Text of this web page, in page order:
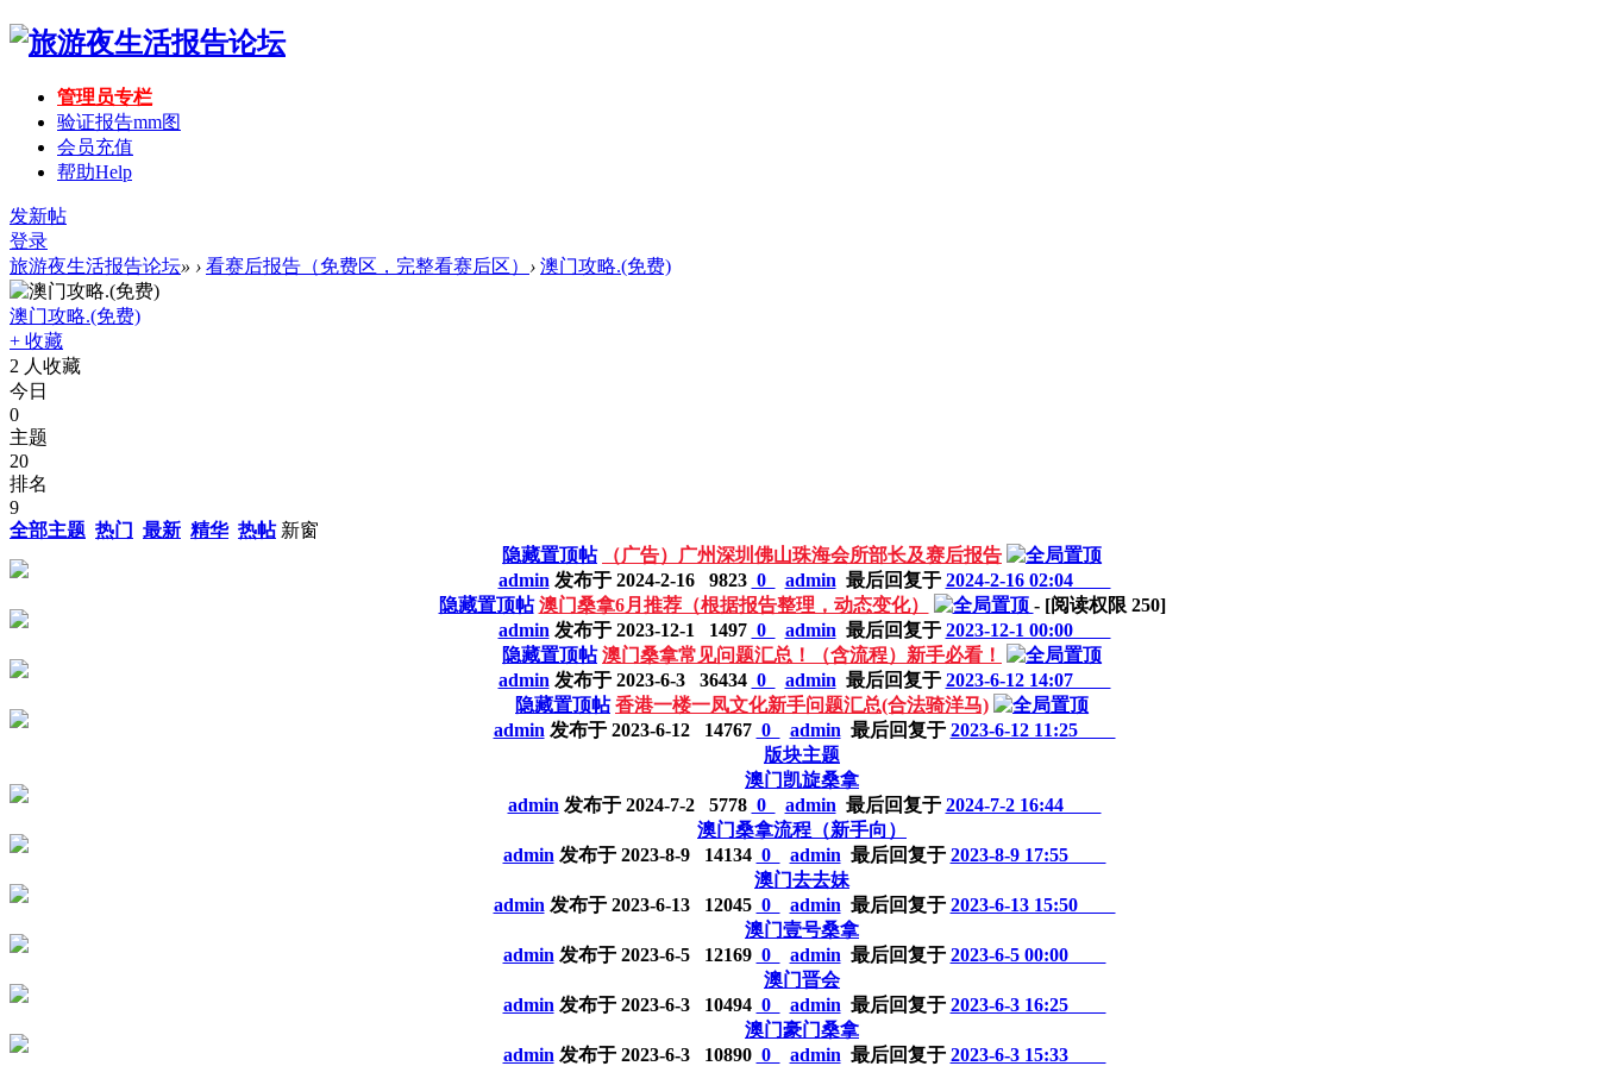
管理员专栏
验证报告mm图
会员充值
帮助Help
发新帖
登录
旅游夜生活报告论坛» › 看赛后报告（免费区，完整看赛后区） › 澳门攻略.(免费)
澳门攻略.(免费)
+ 收藏
2 人收藏
今日
0
主题
20
排名
9
全部主题 热门 最新 精华 热帖 新窗
隐藏置顶帖
（广告）广州深圳佛山珠海会所部长及赛后报告
admin 发布于 2024-2-16 9823 0 admin 最后回复于 2024-2-16 02:04
隐藏置顶帖 澳门桑拿6月推荐（根据报告整理，动态变化） - [阅读权限 250]
admin 发布于 2023-12-1 1497 0 admin 最后回复于 2023-12-1 00:00
隐藏置顶帖 澳门桑拿常见问题汇总！（含流程）新手必看！
admin 发布于 2023-6-3 36434 0 admin 最后回复于 2023-6-12 14:07
隐藏置顶帖 香港一楼一凤文化新手问题汇总(合法骑洋马)
admin 发布于 2023-6-12 14767 0 admin 最后回复于 2023-6-12 11:25
版块主题
澳门凯旋桑拿
admin 发布于 2024-7-2 5778 0 admin 最后回复于 2024-7-2 16:44
澳门桑拿流程（新手向）
admin 发布于 2023-8-9 14134 0 admin 最后回复于 2023-8-9 17:55
澳门去去妹
admin 发布于 2023-6-13 12045 0 admin 最后回复于 2023-6-13 15:50
澳门壹号桑拿
admin 发布于 2023-6-5 12169 0 admin 最后回复于 2023-6-5 00:00
澳门晋会
admin 发布于 2023-6-3 10494 0 admin 最后回复于 2023-6-3 16:25
澳门豪门桑拿
admin 发布于 2023-6-3 10890 0 admin 最后回复于 2023-6-3 15:33